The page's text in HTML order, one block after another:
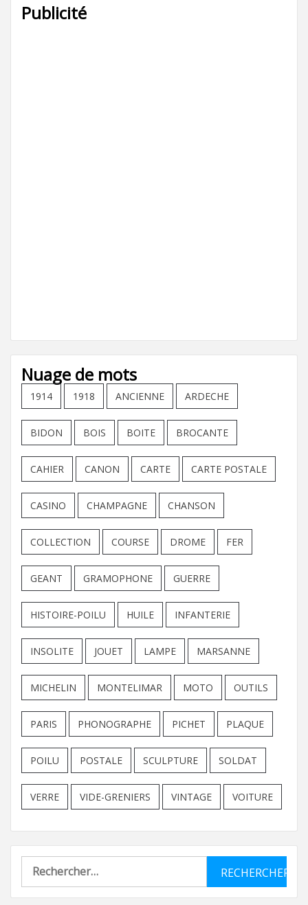
Publicité
Nuage de mots
1914 1918 ANCIENNE ARDECHE
BIDON BOIS BOITE BROCANTE
CAHIER CANON CARTE CARTE POSTALE
CASINO CHAMPAGNE CHANSON
COLLECTION COURSE DROME FER
GEANT GRAMOPHONE GUERRE
HISTOIRE-POILU HUILE INFANTERIE
INSOLITE JOUET LAMPE MARSANNE
MICHELIN MONTELIMAR MOTO OUTILS
PARIS PHONOGRAPHE PICHET PLAQUE
POILU POSTALE SCULPTURE SOLDAT
VERRE VIDE-GRENIERS VINTAGE VOITURE
Rechercher :